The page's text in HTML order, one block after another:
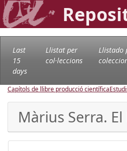
Last
15
days
Llistat per
col·leccions
Llistado
Capítols de llibre producció científica
Màrius Serra.